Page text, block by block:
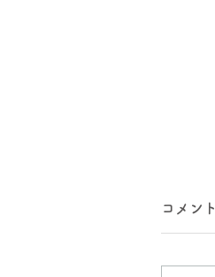
コメント